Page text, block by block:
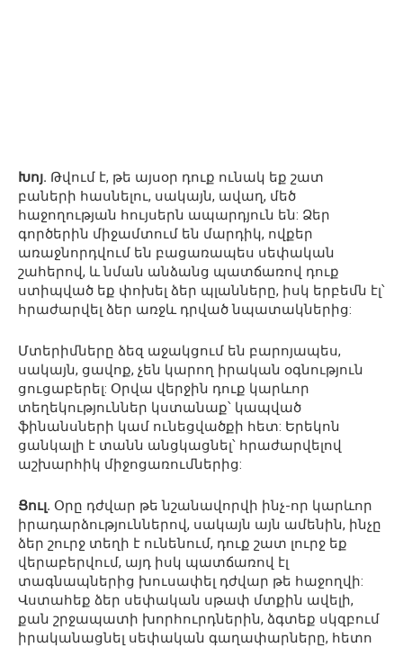
Խոյ. Թվում է, թե այսօր դուք ունակ եք շատ
բաների հասնելու, սակայն, ավաղ, մեծ
հաջողության հույսերն ապարդյուն են: Ձեր
գործերին միջամտում են մարդիկ, ովքեր
առաջնորդվում են բացառապես սեփական
շահերով, և նման անձանց պատճառով դուք
ստիպված եք փոխել ձեր պլանները, իսկ երբեմն էլ՝
հրաժարվել ձեր առջև դրված նպատակներից:
Մտերիմները ձեզ աջակցում են բարոյապես,
սակայն, ցավոք, չեն կարող իրական օգնություն
ցուցաբերել: Օրվա վերջին դուք կարևոր
տեղեկություններ կստանաք՝ կապված
ֆինանսների կամ ունեցվածքի հետ: Երեկոն
ցանկալի է տանն անցկացնել՝ հրաժարվելով
աշխարհիկ միջոցառումներից:
Ցուլ. Օրը դժվար թե նշանավորվի ինչ-որ կարևոր
իրադարձություններով, սակայն այն ամենին, ինչը
ձեր շուրջ տեղի է ունենում, դուք շատ լուրջ եք
վերաբերվում, այդ իսկ պատճառով էլ
տագնապներից խուսափել դժվար թե հաջողվի:
Վստահեք ձեր սեփական սթափ մտքին ավելի,
քան շրջապատի խորհուրդներին, ձգտեք սկզբում
իրականացնել սեփական գաղափարները, հետո